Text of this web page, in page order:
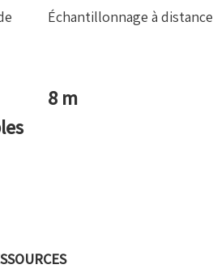
Échantillonnage à distance
8 m